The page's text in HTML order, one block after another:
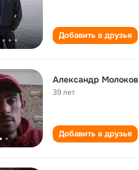
Добавить в друзья
Александр Молоков
39 лет
Добавить в друзья